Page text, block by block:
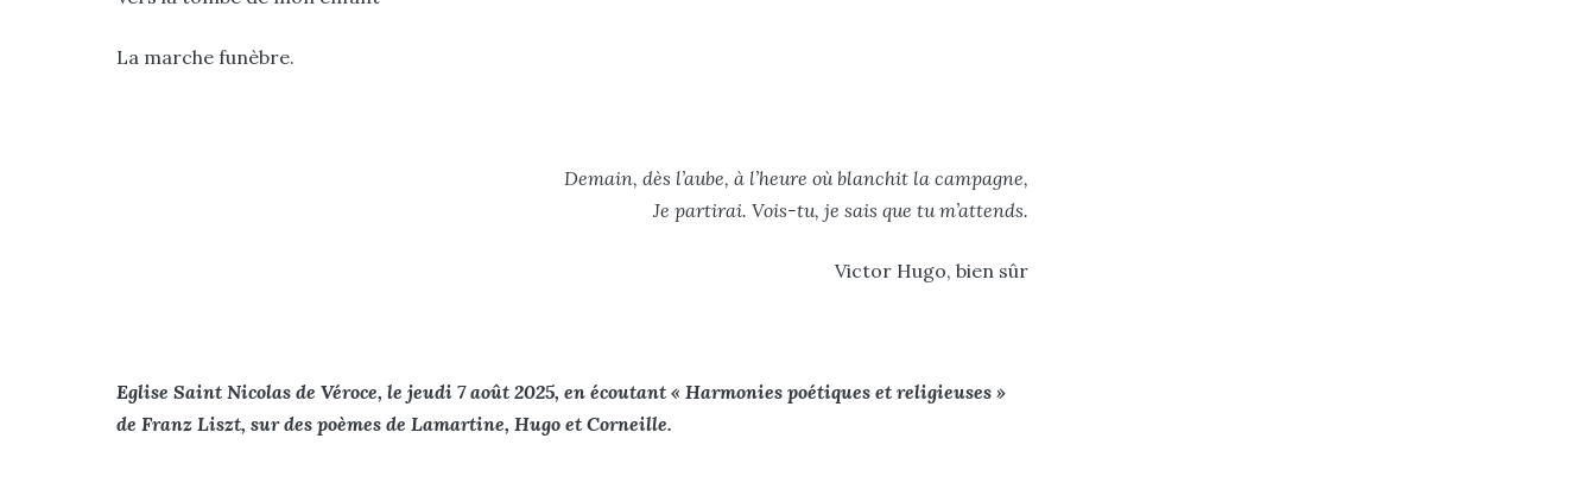
La marche funèbre.
Demain, dès l’aube, à l’heure où blanchit la campagne,
Je partirai. Vois-tu, je sais que tu m’attends.
Victor Hugo, bien sûr
Eglise Saint Nicolas de Véroce, le jeudi 7 août 2025, en écoutant « Harmonies poétiques et religieuses »
de Franz Liszt, sur des poèmes de Lamartine, Hugo et Corneille.